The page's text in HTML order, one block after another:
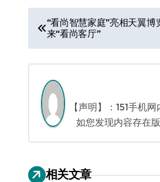
文
章
导
航
“看尚智慧家庭”亮相天翼
来“看尚客厅”
【声明】：151手机
如您发现内容存在
相关文章